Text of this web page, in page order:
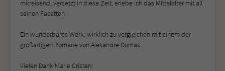
mitreisend, versetzt in diese Zeit, erlebe ich das Mittelalter mit all
seinen Facetten.
Ein wunderbares Werk, wirklich zu vergleichen mit einem der
großartigen Romane von Alexandre Dumas.
Vielen Dank Marie Cristen!